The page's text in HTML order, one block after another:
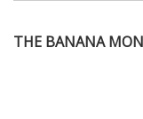
THE BANANA